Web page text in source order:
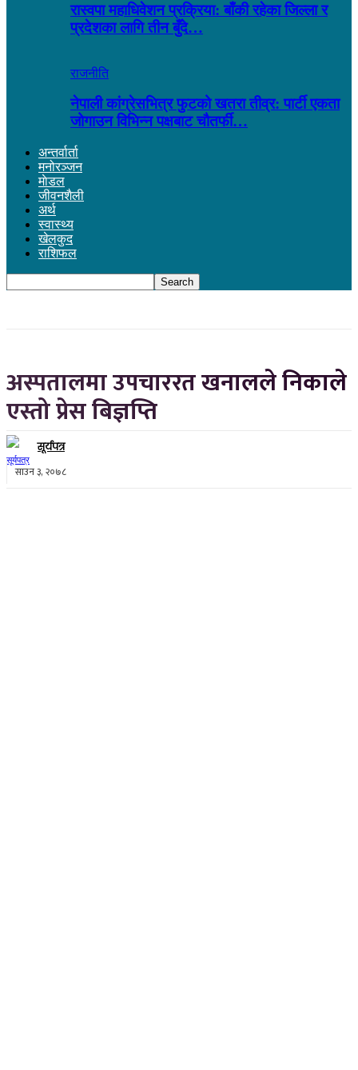
रास्वपा महाधिवेशन प्रक्रिया: बाँकी रहेका जिल्ला र
प्रदेशका लागि तीन बुँदे…
राजनीति
नेपाली कांग्रेसभित्र फुटको खतरा तीव्र: पार्टी एकता
जोगाउन विभिन्न पक्षबाट चौतर्फी…
अन्तर्वार्ता
मनोरञ्जन
माेडल
जीवनशैली
अर्थ
स्वास्थ्य
खेलकुद
राशिफल
अस्पतालमा उपचाररत खनालले निकाले
एस्तो प्रेस बिज्ञप्ति
सूर्यपत्र
साउन ३, २०७८